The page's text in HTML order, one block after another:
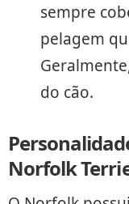
sempre
pelagem
do cão.
Norfolk